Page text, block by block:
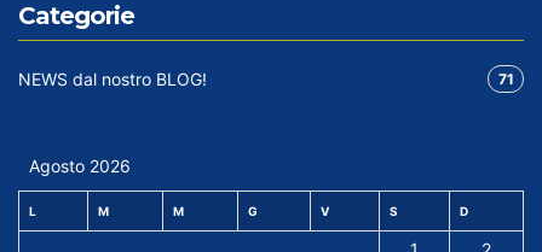
Categorie
NEWS dal nostro BLOG! 71
Agosto 2026
L M M G V S D